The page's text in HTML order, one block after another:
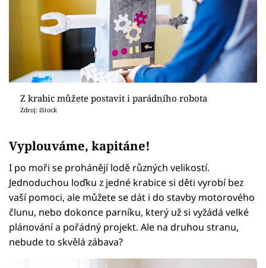
Z krabic můžete postavit i parádního robota
Zdroj: iStock
Vyplouváme, kapitáne!
I po moři se prohánějí lodě různých velikostí.
Jednoduchou loďku z jedné krabice si děti vyrobí bez
vaší pomoci, ale můžete se dát i do stavby motorového
člunu, nebo dokonce parníku, který už si vyžádá velké
plánování a pořádný projekt. Ale na druhou stranu,
nebude to skvělá zábava?